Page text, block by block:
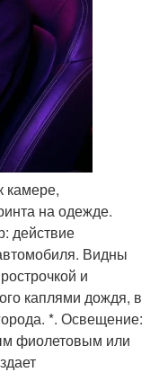
камере,
на одежде.
действие
Видны
и
каплями дождя, в
*. Освещение:
фиолетовым или